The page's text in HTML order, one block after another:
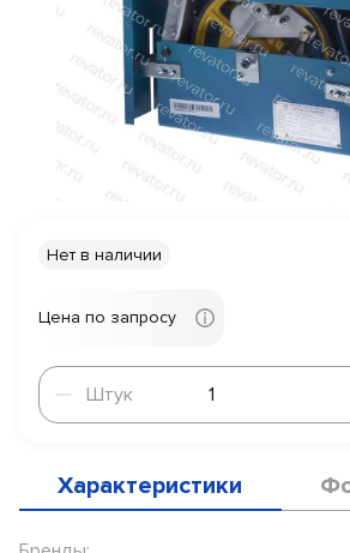
Нет в наличии
Цена по запросу
Штук
Штук
Характеристики